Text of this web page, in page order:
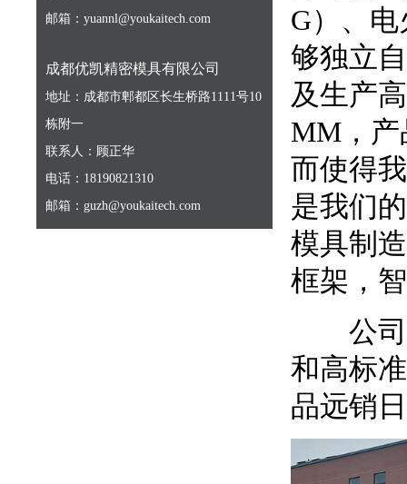
邮箱：yuannl@youkaitech.com
成都优凯精密模具有限公司
地址：成都市郫都区长生桥路1111号10
栋附一
联系人：顾正华
电话：18190821310
邮箱：guzh@youkaitech.com
G）、
够独立
及生产
MM，产
而使得
是我们
模具制
框架，
公司始
和高标
品远销